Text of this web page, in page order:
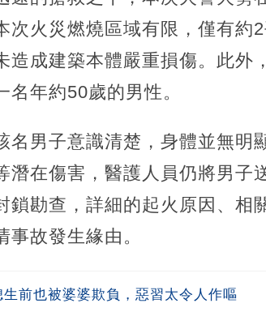
次火災燃燒區域有限，僅有約
造成建築本體嚴重損傷。此外
名年約50歲的男性。
名男子意識清楚，身體並無明
潛在傷害，醫護人員仍將男子
鎖勘查，詳細的起火原因、相
故發生緣由。
前也被婆婆欺負，惡習太令人作嘔